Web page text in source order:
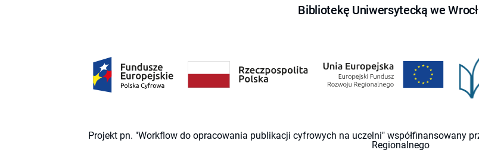
Bibliotekę Uniwersytecką we
Projekt pn. "Workflow do opracowania publikacji cyfrowych na uczelni" współfinansowany
Regionalnego